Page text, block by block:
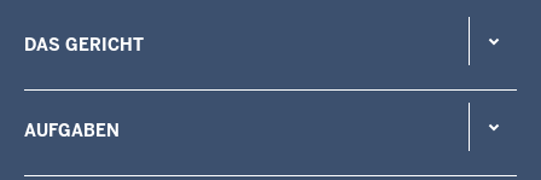
DAS GERICHT
AUFGABEN